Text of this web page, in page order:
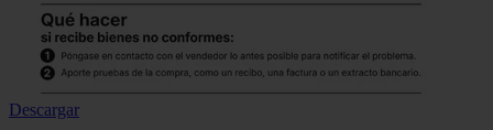
Descargar